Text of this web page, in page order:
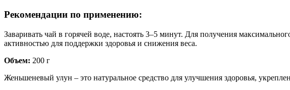
Рекомендации по применению:
Заваривать чай в горячей воде, настоять 3–5 минут. Для получения
активностью для поддержки здоровья и снижения веса.
Объем: 200 г
Женьшеневый улун – это натуральное средство для улучшения здоровья,